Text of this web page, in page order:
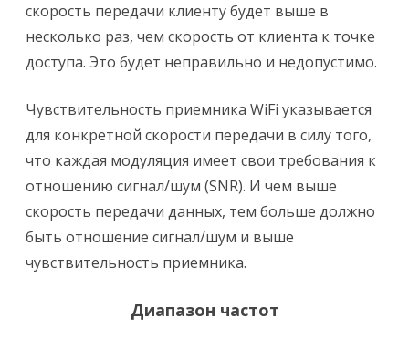
скорость передачи клиенту будет выше в
несколько раз, чем скорость от клиента к точке
доступа. Это будет неправильно и недопустимо.
Чувствительность приемника WiFi указывается
для конкретной скорости передачи в силу того,
что каждая модуляция имеет свои требования к
отношению сигнал/шум (SNR). И чем выше
скорость передачи данных, тем больше должно
быть отношение сигнал/шум и выше
чувствительность приемника.
Диапазон частот